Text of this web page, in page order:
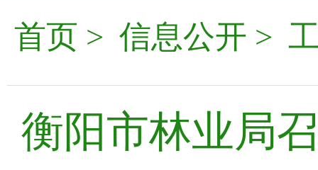
首页 > 信息公开 >
衡阳市林业局